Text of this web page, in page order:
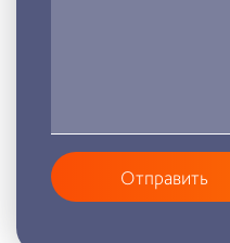
Отправить